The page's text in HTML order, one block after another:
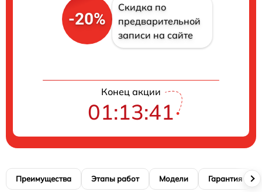
-20%
Скидка по
предварительной
записи на сайте
Конец акции
01:13:41
Преимущества Этапы работ Модели Гарантия